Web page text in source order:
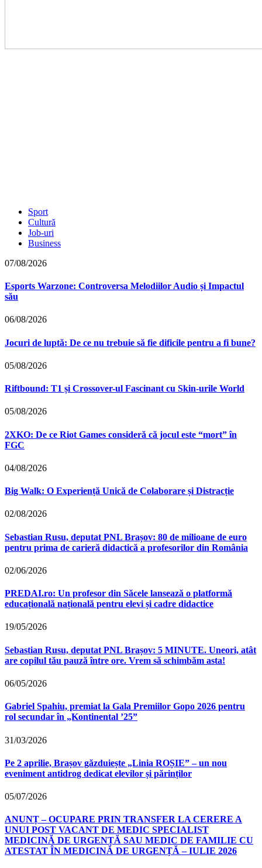
Sport
Cultură
Job-uri
Business
07/08/2026
Esports Warzone: Controversa Melodiilor Audio și Impactul
său
06/08/2026
Jocuri de luptă: De ce nu trebuie să fie dificile pentru a fi bune?
05/08/2026
Riftbound: T1 și Crossover-ul Fascinant cu Skin-urile World
05/08/2026
2XKO: De ce Riot Games consideră că jocul este “mort” în
FGC
04/08/2026
Big Walk: O Experiență Unică de Colaborare și Distracție
02/08/2026
Sebastian Rusu, deputat PNL Brașov: 80 de milioane de euro
pentru prima de carieră didactică a profesorilor din România
02/06/2026
PREDAI.ro: Un profesor din Săcele lansează o platformă
educațională națională pentru elevi și cadre didactice
19/05/2026
Sebastian Rusu, deputat PNL Brașov: 5 MINUTE. Uneori, atât
are copilul tău pauză între ore. Vrem să schimbăm asta!
06/05/2026
Gabriel Spahiu, premiat la Gala Premiilor Gopo 2026 pentru
rol secundar în „Kontinental ’25”
31/03/2026
Pe 2 aprilie, Brașov găzduiește „Linia ROȘIE” – un nou
eveniment antidrog dedicat elevilor și părinților
05/07/2026
ANUNȚ – OCUPARE PRIN TRANSFER LA CERERE A
UNUI POST VACANT DE MEDIC SPECIALIST
MEDICINĂ DE URGENȚĂ SAU MEDIC DE FAMILIE CU
ATESTAT ÎN MEDICINĂ DE URGENȚĂ – IULIE 2026